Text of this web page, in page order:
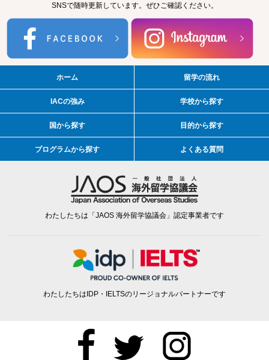
SNSで随時更新しています。ぜひご確認ください。
ホーム 留学の流れ
IACの強み 学校から探す
国から探す 目的から探す
プログラムから探す よくある質問
わたしたちは「JAOS 海外留学協議会」認定事業者です
わたしたちはIDP・IELTSのリージョナルパートナーです